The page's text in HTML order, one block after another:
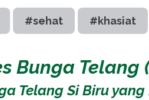
#sehat #khasiat
Bunga Telang
Telang Si Biru yang